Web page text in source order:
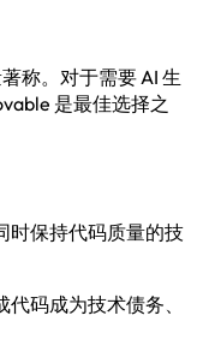
称。对于需要 AI 生
是最佳选择之
时保持代码质量的技
代码成为技术债务、